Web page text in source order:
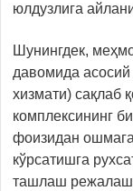
юлдузлига
Шунингдек,
давомида
хизмати) сақлаб
комплексининг
фоизидан
кўрсатишга
ташлаш